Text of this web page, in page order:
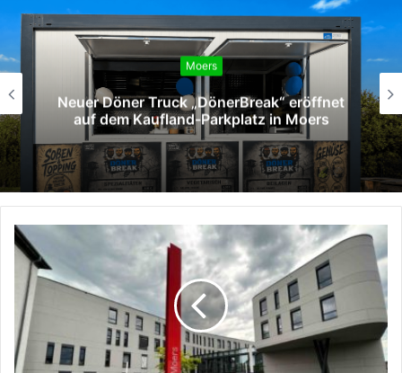
Moers
Neuer Döner Truck „DönerBreak“ eröffnet
auf dem Kaufland-Parkplatz in Moers